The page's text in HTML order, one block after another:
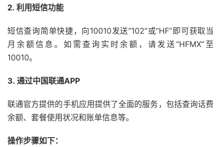
2. 利用短信功能
短信查询简单快捷，向10010发送“102”或“HF”即可获取当
月余额信息。如需查询实时余额，请发送“HFMX”至
10010。
3. 通过中国联通APP
联通官方提供的手机应用提供了全面的服务，包括查询话费
余额、套餐使用状况和账单信息等。
操作步骤如下：